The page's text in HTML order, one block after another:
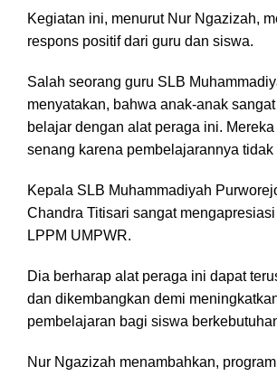
Kegiatan ini, menurut Nur Ngazizah,
respons positif dari guru dan siswa.
Salah seorang guru SLB
menyatakan, bahwa anak-anak
belajar dengan alat peraga ini.
senang karena pembelajarannya tidak
Kepala SLB Muhammadiyah
Chandra Titisari sangat
LPPM UMPWR.
Dia berharap alat peraga ini dapat
dan dikembangkan demi
pembelajaran bagi siswa
Nur Ngazizah menambahkan,